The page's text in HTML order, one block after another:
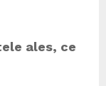
ales, ce